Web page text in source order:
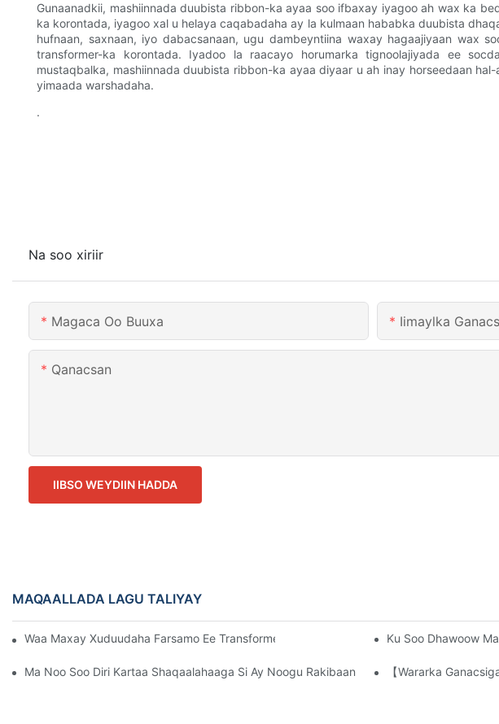
Gunaanadkii, mashiinnada duubista ribbon-ka ayaa soo ifbaxay iyagoo ah wax ka
ka korontada, iyagoo xal u helaya caqabadaha ay la kulmaan hababka duubista
hufnaan, saxnaan, iyo dabacsanaan, ugu dambeyntiina waxay hagaajiyaan wax
transformer-ka korontada. Iyadoo la raacayo horumarka tignoolajiyada ee
mustaqbalka, mashiinnada duubista ribbon-ka ayaa diyaar u ah inay horseedaan
yimaada warshadaha.
.
Na soo xiriir
Magaca Oo Buuxa Iimaylka
Qanacsan
IIBSO WEYDIIN HADDA
MAQAALLADA LAGU TALIYAY
Waa Maxay Xuduudaha Farsamo Ee Transformers-Ka Nooca Qalalan? Waa Maxay
Ku Soo Dhawoow
Ma Noo Soo Diri Kartaa Shaqaalahaaga Si Ay Noogu Rakibaan Qalabka?【Wararka